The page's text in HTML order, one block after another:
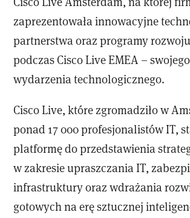
zaprezentowała innowacyjne
partnerstwa oraz programy
podczas Cisco Live EMEA –
wydarzenia technologicznego.
Cisco Live, które zgromadziło w
ponad 17 000 profesjonalistów IT,
platformę do przedstawienia
w zakresie upraszczania IT,
infrastruktury oraz wdrażania
gotowych na erę sztucznej